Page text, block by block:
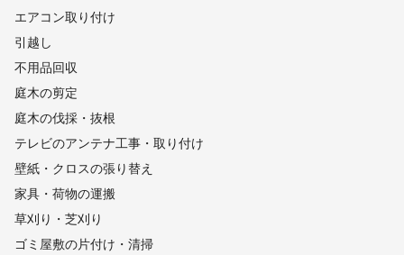
エアコン取り付け
引越し
不用品回収
庭木の剪定
庭木の伐採・抜根
テレビのアンテナ工事・取り付け
壁紙・クロスの張り替え
家具・荷物の運搬
草刈り・芝刈り
ゴミ屋敷の片付け・清掃